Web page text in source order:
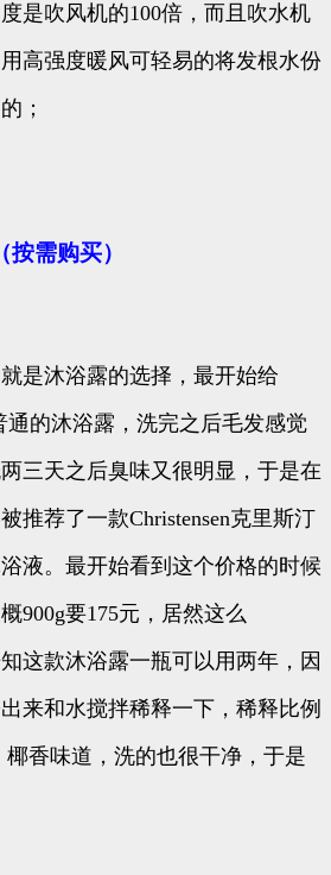
是吹风机的100倍，而且吹水机
高强度暖风可轻易的将发根水份
；
需购买）
是沐浴露的选择，最开始给
通的沐浴露，洗完之后毛发感觉
三天之后臭味又很明显，于是在
推荐了一款Christensen克里斯汀
液。最开始看到这个价格的时候
900g要175元，居然这么
这款沐浴露一瓶可以用两年，因
来和水搅拌稀释一下，稀释比例
椰香味道，洗的也很干净，于是